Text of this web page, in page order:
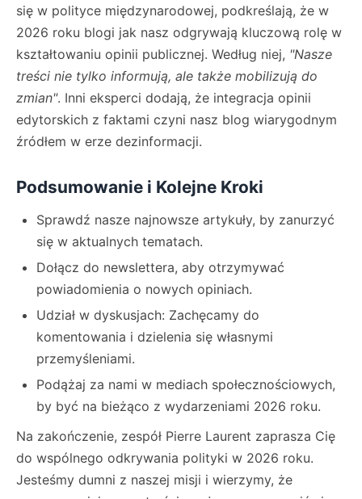
się w polityce międzynarodowej, podkreślają, że w
2026 roku blogi jak nasz odgrywają kluczową rolę w
kształtowaniu opinii publicznej. Według niej, "Nasze
treści nie tylko informują, ale także mobilizują do
zmian". Inni eksperci dodają, że integracja opinii
edytorskich z faktami czyni nasz blog wiarygodnym
źródłem w erze dezinformacji.
Podsumowanie i Kolejne Kroki
Sprawdź nasze najnowsze artykuły, by zanurzyć
się w aktualnych tematach.
Dołącz do newslettera, aby otrzymywać
powiadomienia o nowych opiniach.
Udział w dyskusjach: Zachęcamy do
komentowania i dzielenia się własnymi
przemyśleniami.
Podążaj za nami w mediach społecznościowych,
by być na bieżąco z wydarzeniami 2026 roku.
Na zakończenie, zespół Pierre Laurent zaprasza Cię
do wspólnego odkrywania polityki w 2026 roku.
Jesteśmy dumni z naszej misji i wierzymy, że